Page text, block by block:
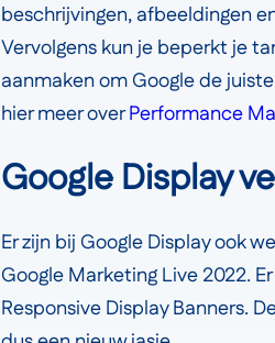
beschrijvingen, afbeeldingen
Vervolgens kun je beperkt je
aanmaken om Google de
hier meer overPerformance
Google Display
Er zijn bij Google Display ook
Google Marketing Live 2022.
Responsive Display Banners.